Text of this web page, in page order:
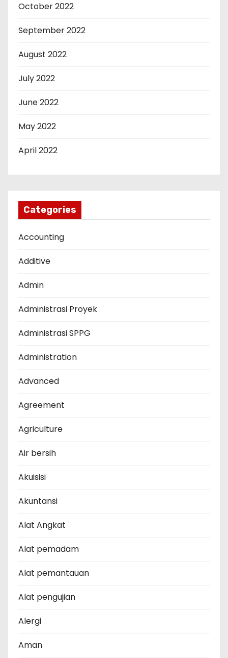
October 2022
September 2022
August 2022
July 2022
June 2022
May 2022
April 2022
Categories
Accounting
Additive
Admin
Administrasi Proyek
Administrasi SPPG
Administration
Advanced
Agreement
Agriculture
Air bersih
Akuisisi
Akuntansi
Alat Angkat
Alat pemadam
Alat pemantauan
Alat pengujian
Alergi
Aman